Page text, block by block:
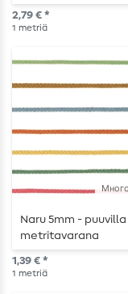
kerrallaan
2,79 € *
1 metriä
Naru 5mm -
metritavarana
1,39 € *
1 metriä